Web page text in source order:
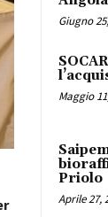
Giugno
Maggio
Priolo
Aprile 27,